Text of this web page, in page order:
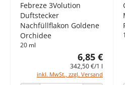
Febreze 3Volution
Duftstecker
Nachfüllflakon Goldene
Orchidee
20 ml
6,85 €
342,50 €/1 l
inkl. MwSt., zzgl. Versand